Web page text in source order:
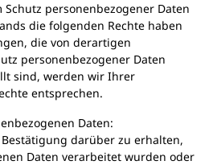
personenbezogener Daten
die folgenden Rechte haben
die von derartigen
personenbezogener Daten
sind, werden wir Ihrer
entsprechen.
Daten:
Bestätigung darüber zu erhalten,
Daten verarbeitet wurden oder